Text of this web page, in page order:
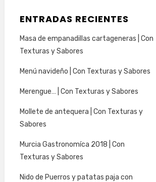
ENTRADAS RECIENTES
Masa de empanadillas cartageneras | Con
Texturas y Sabores
Menú navideño | Con Texturas y Sabores
Merengue… | Con Texturas y Sabores
Mollete de antequera | Con Texturas y
Sabores
Murcia Gastronomíca 2018 | Con
Texturas y Sabores
Nido de Puerros y patatas paja con